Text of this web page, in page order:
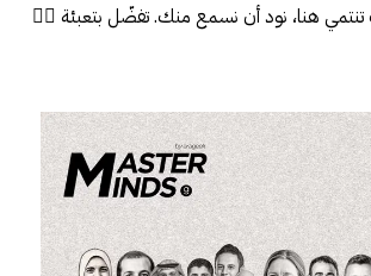
هنا، نود أن نسمع منك. تفضّل بتعبئة 👈🏼